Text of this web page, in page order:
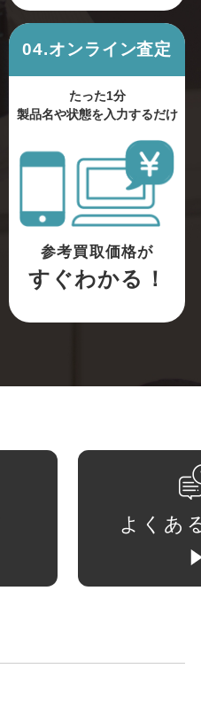
04.オンライン査定
たった1分
製品名や状態を入力するだけ
参考買取価格が
すぐわかる！
よくあ